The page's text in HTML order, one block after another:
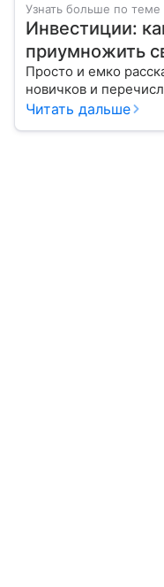
Узнать больше по теме
Инвестиции:
приумножить
Просто и емко
новичков и
Читать дальше